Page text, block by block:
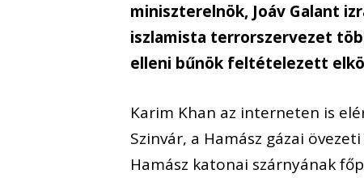
miniszterelnök, Joáv Galant
iszlamista terrorszervezet
elleni bűnök feltételezett
Karim Khan az interneten is
Szinvár, a Hamász gázai
Hamász katonai szárnyának